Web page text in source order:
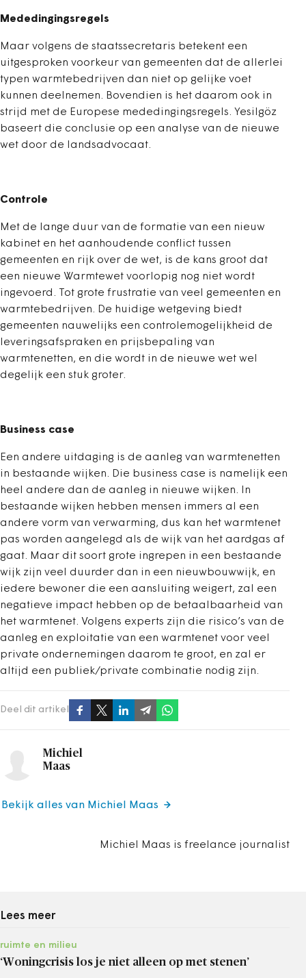
Mededingingsregels
Maar volgens de staatssecretaris betekent een
uitgesproken voorkeur van gemeenten dat de allerlei
typen warmtebedrijven dan niet op gelijke voet
kunnen deelnemen. Bovendien is het daarom ook in
strijd met de Europese mededingingsregels. Yesilgöz
baseert die conclusie op een analyse van de nieuwe
wet door de landsadvocaat.
Controle
Met de lange duur van de formatie van een nieuw
kabinet en het aanhoudende conflict tussen
gemeenten en rijk over de wet, is de kans groot dat
een nieuwe Warmtewet voorlopig nog niet wordt
ingevoerd. Tot grote frustratie van veel gemeenten en
warmtebedrijven. De huidige wetgeving biedt
gemeenten nauwelijks een controlemogelijkheid de
leveringsafspraken en prijsbepaling van
warmtenetten, en die wordt in de nieuwe wet wel
degelijk een stuk groter.
Business case
Een andere uitdaging is de aanleg van warmtenetten
in bestaande wijken. Die business case is namelijk een
heel andere dan de aanleg in nieuwe wijken. In
bestaande wijken hebben mensen immers al een
andere vorm van verwarming, dus kan het warmtenet
pas worden aangelegd als de wijk van het aardgas af
gaat. Maar dit soort grote ingrepen in een bestaande
wijk zijn veel duurder dan in een nieuwbouwwijk, en
iedere bewoner die een aansluiting weigert, zal een
negatieve impact hebben op de betaalbaarheid van
het warmtenet. Volgens experts zijn die risico’s van de
aanleg en exploitatie van een warmtenet voor veel
private ondernemingen daarom te groot, en zal er
altijd een publiek/private combinatie nodig zijn.
Deel dit artikel
Michiel
Maas
Michiel Maas is freelance journalist
Bekijk alles van Michiel Maas
Lees meer
ruimte en milieu
‘Woningcrisis los je niet alleen op met stenen’